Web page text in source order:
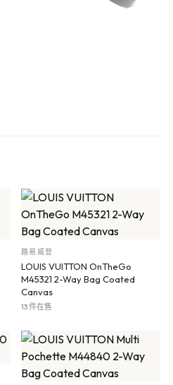
路易威登
LOUIS VUITTON OnTheGo
M45321 2-Way Bag Coated
Canvas
13 件在售